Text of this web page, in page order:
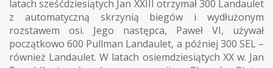
latach sześćdziesiątych Jan XXIII otrzymał 300 Landaulet
z automatyczną skrzynią biegów i wydłużonym
rozstawem osi. Jego następca, Paweł VI, używał
początkowo 600 Pullman Landaulet, a później 300 SEL –
również Landaulet. W latach osiemdziesiątych XX w. Jan